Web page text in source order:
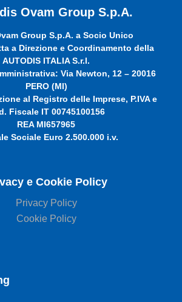
Ovam Group S.p.A.
Group S.p.A. a Socio Unico
a Direzione e Coordinamento della
AUTODIS ITALIA S.r.l.
Via Newton, 12 – 20016
PERO (MI)
al Registro delle Imprese, P.IVA e
Fiscale IT 00745100156
REA MI657965
Sociale Euro 2.500.000 i.v.
e Cookie Policy
Privacy Policy
Cookie Policy